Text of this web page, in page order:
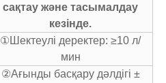
сақтау және тасымалдау
кезінде.
①Шектеулі деректер: ≥10 л/
мин
②Ағынды басқару дәлдігі ±